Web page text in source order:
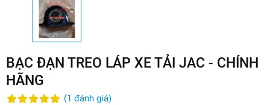
BẠC ĐẠN TREO LÁP XE TẢI JAC - CHÍNH
HÃNG
(1 đánh giá)